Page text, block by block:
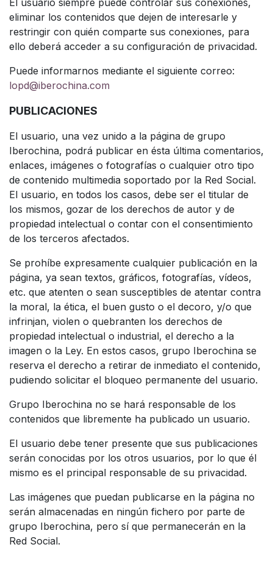
eliminar los contenidos que dejen de interesarle y
restringir con quién comparte sus conexiones, para
ello deberá acceder a su configuración de privacidad.
Puede informarnos mediante el siguiente correo:
lopd@iberochina.com
PUBLICACIONES
El usuario, una vez unido a la página de grupo
Iberochina, podrá publicar en ésta última comentarios,
enlaces, imágenes o fotografías o cualquier otro tipo
de contenido multimedia soportado por la Red Social.
El usuario, en todos los casos, debe ser el titular de
los mismos, gozar de los derechos de autor y de
propiedad intelectual o contar con el consentimiento
de los terceros afectados.
Se prohíbe expresamente cualquier publicación en la
página, ya sean textos, gráficos, fotografías, vídeos,
etc. que atenten o sean susceptibles de atentar contra
la moral, la ética, el buen gusto o el decoro, y/o que
infrinjan, violen o quebranten los derechos de
propiedad intelectual o industrial, el derecho a la
imagen o la Ley. En estos casos, grupo Iberochina se
reserva el derecho a retirar de inmediato el contenido,
pudiendo solicitar el bloqueo permanente del usuario.
Grupo Iberochina no se hará responsable de los
contenidos que libremente ha publicado un usuario.
El usuario debe tener presente que sus publicaciones
serán conocidas por los otros usuarios, por lo que él
mismo es el principal responsable de su privacidad.
Las imágenes que puedan publicarse en la página no
serán almacenadas en ningún fichero por parte de
grupo Iberochina, pero sí que permanecerán en la
Red Social.